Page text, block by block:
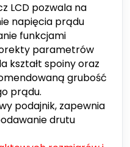
LCD pozwala na
napięcia prądu
funkcjami
parametrów
kształt spoiny oraz
grubość
prądu.
podajnik, zapewnia
drutu